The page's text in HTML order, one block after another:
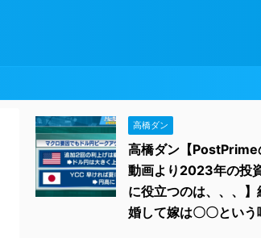
高橋ダン
高橋ダン【PostPrime
動画より2023年の投
に役立つのは、、、】
婚して嫁は〇〇という